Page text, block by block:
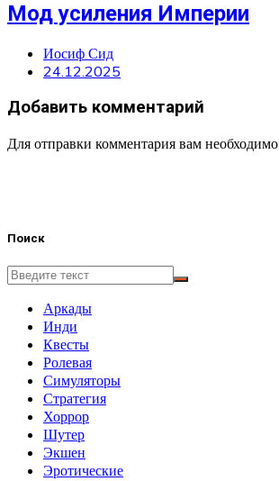
Мод усиления Империи
Иосиф Сид
24.12.2025
Добавить комментарий
Для отправки комментария вам необходимо
Поиск
Аркады
Инди
Квесты
Ролевая
Симуляторы
Стратегия
Хоррор
Шутер
Экшен
Эротические